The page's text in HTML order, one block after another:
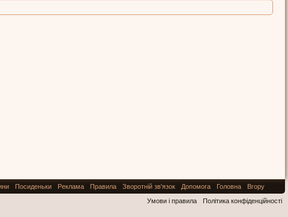
Посиденьки Реклама Правила Зворотній зв'язок Допомога Головна
Вгору
Умови і правила
Політика конфіденційності